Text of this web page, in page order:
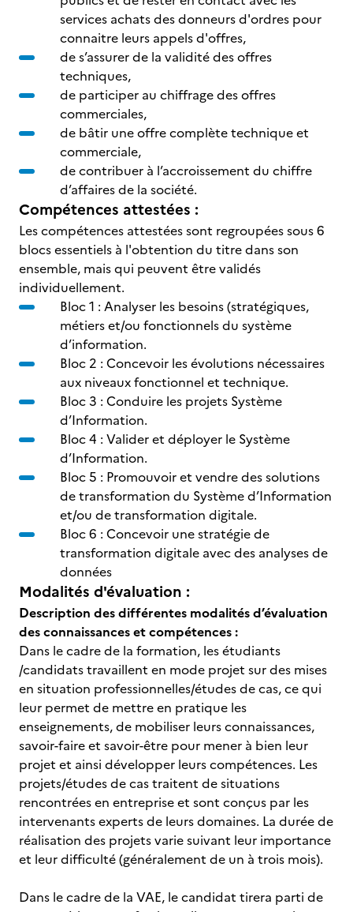
services achats des donneurs d'ordres pour
connaitre leurs appels d'offres,
de s’assurer de la validité des offres
techniques,
de participer au chiffrage des offres
commerciales,
de bâtir une offre complète technique et
commerciale,
de contribuer à l’accroissement du chiffre
d’affaires de la société.
Compétences attestées :
Les compétences attestées sont regroupées sous 6
blocs essentiels à l'obtention du titre dans son
ensemble, mais qui peuvent être validés
individuellement.
Bloc 1 : Analyser les besoins (stratégiques,
métiers et/ou fonctionnels du système
d’information.
Bloc 2 : Concevoir les évolutions nécessaires
aux niveaux fonctionnel et technique.
Bloc 3 : Conduire les projets Système
d’Information.
Bloc 4 : Valider et déployer le Système
d’Information.
Bloc 5 : Promouvoir et vendre des solutions
de transformation du Système d’Information
et/ou de transformation digitale.
Bloc 6 : Concevoir une stratégie de
transformation digitale avec des analyses de
données
Modalités d'évaluation :
Description des différentes modalités d’évaluation
des connaissances et compétences :
Dans le cadre de la formation, les étudiants
/candidats travaillent en mode projet sur des mises
en situation professionnelles/études de cas, ce qui
leur permet de mettre en pratique les
enseignements, de mobiliser leurs connaissances,
savoir-faire et savoir-être pour mener à bien leur
projet et ainsi développer leurs compétences. Les
projets/études de cas traitent de situations
rencontrées en entreprise et sont conçus par les
intervenants experts de leurs domaines. La durée de
réalisation des projets varie suivant leur importance
et leur difficulté (généralement de un à trois mois).
Dans le cadre de la VAE, le candidat tirera parti de